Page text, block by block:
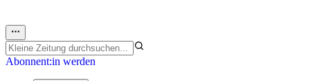
Abonnent:in werden